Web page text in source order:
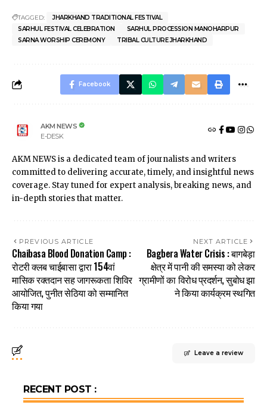
TAGGED:
JHARKHAND TRADITIONAL FESTIVAL
SARHUL FESTIVAL CELEBRATION
SARHUL PROCESSION MANOHARPUR
SARNA WORSHIP CEREMONY
TRIBAL CULTURE JHARKHAND
Facebook
AKM NEWS
E-DESK
AKM NEWS is a dedicated team of journalists and writers
committed to delivering accurate, timely, and insightful news
coverage. Stay tuned for expert analysis, breaking news, and
in-depth stories that matter.
PREVIOUS ARTICLE
Chaibasa Blood Donation Camp :
रोटरी क्लब चाईबासा द्वारा 154वां
मासिक रक्तदान सह जागरूकता शिविर
आयोजित, पुनीत सेठिया को सम्मानित
किया गया
NEXT ARTICLE
Bagbera Water Crisis : बागबेड़ा
क्षेत्र में पानी की समस्या को लेकर
ग्रामीणों का विरोध प्रदर्शन, सुबोध झा
ने किया कार्यक्रम स्थगित
Leave a review
RECENT POST :